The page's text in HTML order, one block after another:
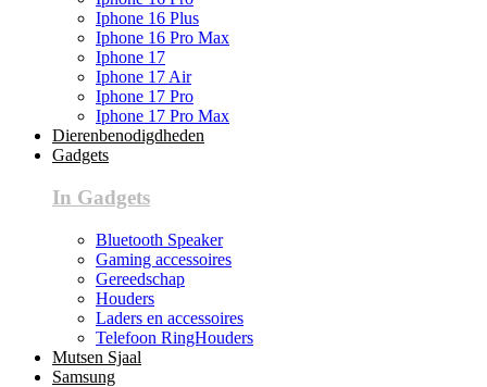
Iphone 16 Plus
Iphone 16 Pro Max
Iphone 17
Iphone 17 Air
Iphone 17 Pro
Iphone 17 Pro Max
Dierenbenodigdheden
Gadgets
In Gadgets
Bluetooth Speaker
Gaming accessoires
Gereedschap
Houders
Laders en accessoires
Telefoon RingHouders
Mutsen Sjaal
Samsung